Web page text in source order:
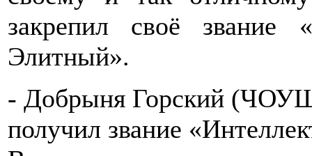
закрепил своё звание
Элитный».
- Добрыня Горский
получил звание